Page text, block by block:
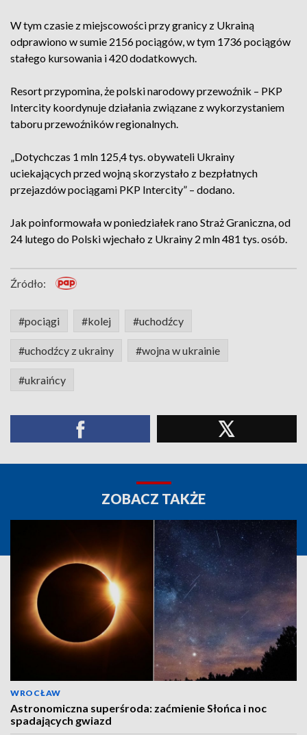
W tym czasie z miejscowości przy granicy z Ukrainą
odprawiono w sumie 2156 pociągów, w tym 1736 pociągów
stałego kursowania i 420 dodatkowych.
Resort przypomina, że polski narodowy przewoźnik – PKP
Intercity koordynuje działania związane z wykorzystaniem
taboru przewoźników regionalnych.
„Dotychczas 1 mln 125,4 tys. obywateli Ukrainy
uciekających przed wojną skorzystało z bezpłatnych
przejazdów pociągami PKP Intercity” – dodano.
Jak poinformowała w poniedziałek rano Straż Graniczna, od
24 lutego do Polski wjechało z Ukrainy 2 mln 481 tys. osób.
Źródło:
#pociągi #kolej #uchodźcy
#uchodźcy z ukrainy #wojna w ukrainie
#ukraińcy
ZOBACZ TAKŻE
WROCŁAW
Astronomiczna superśroda: zaćmienie Słońca i noc
spadających gwiazd